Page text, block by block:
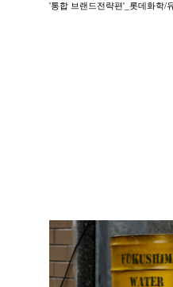
'통합 브랜드전략편'_롯데화학/